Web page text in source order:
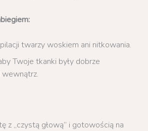
twarzy woskiem ani nitkowania.
Twoje tkanki były dobrze
z „czystą głową” i gotowością na